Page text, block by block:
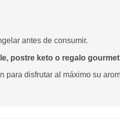
antes de consumir.
postre keto o regalo gourmet
para disfrutar al máximo su